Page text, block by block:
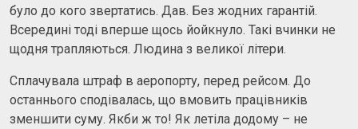
було до кого звертатись. Дав. Без жодних гарантій.
Всередині тоді вперше щось йойкнуло. Такі вчинки не
щодня трапляються. Людина з великої літери.
Сплачувала штраф в аеропорту, перед рейсом. До
останнього сподівалась, що вмовить працівників
зменшити суму. Якби ж то! Як летіла додому – не